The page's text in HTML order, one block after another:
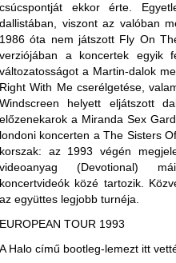
csúcspontját ekkor érte.
dallistában, viszont az valóban
1986 óta nem játszott Fly On
verziójában a koncertek egyik
változatosságot a Martin-dalok
Right With Me cserélgetése,
Windscreen helyett eljátszott
előzenekarok a Miranda Sex
londoni koncerten a The Sisters
korszak: az 1993 végén
videoanyag (Devotional)
koncertvideók közé tartozik.
az együttes legjobb turnéja.
EUROPEAN TOUR 1993
A Halo című bootleg-lemezt itt